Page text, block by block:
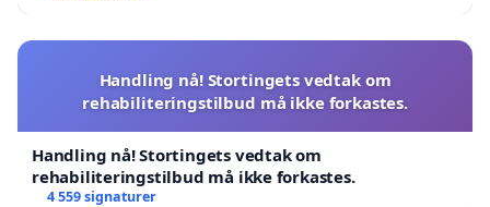
Handling nå! Stortingets vedtak om
rehabiliteringstilbud må ikke forkastes.
Handling nå! Stortingets vedtak om
rehabiliteringstilbud må ikke forkastes.
4 559 signaturer